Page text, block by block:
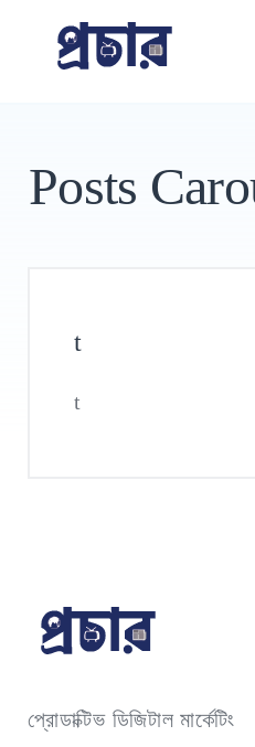
প্রচার
Search
for:
Posts
t
t
প্রোডাক্টিভ ডিজিটাল মার্কেটিং